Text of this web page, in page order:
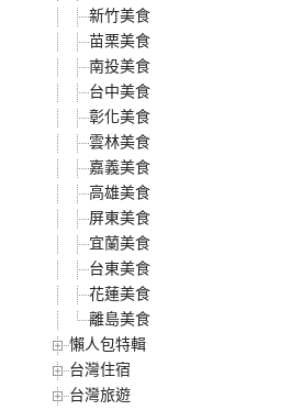
新竹美食
苗栗美食
南投美食
台中美食
彰化美食
雲林美食
嘉義美食
高雄美食
屏東美食
宜蘭美食
台東美食
花蓮美食
離島美食
懶人包特輯
台灣住宿
台灣旅遊